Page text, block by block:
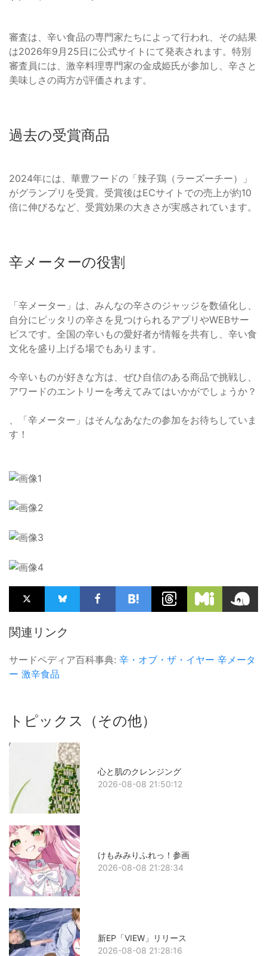
審査は、辛い食品の専門家たちによって行われ、その結果
は2026年9月25日に公式サイトにて発表されます。特別
審査員には、激辛料理専門家の金成姫氏が参加し、辛さと
美味しさの両方が評価されます。
過去の受賞商品
2024年には、華豊フードの「辣子鶏（ラーズーチー）」
がグランプリを受賞。受賞後はECサイトでの売上が約10
倍に伸びるなど、受賞効果の大きさが実感されています。
辛メーターの役割
「辛メーター」は、みんなの辛さのジャッジを数値化し、
自分にピッタリの辛さを見つけられるアプリやWEBサー
ビスです。全国の辛いもの愛好者が情報を共有し、辛い食
文化を盛り上げる場でもあります。
今辛いものが好きな方は、ぜひ自信のある商品で挑戦し、
アワードのエントリーを考えてみてはいかがでしょうか？
、「辛メーター」はそんなあなたの参加をお待ちしていま
す！
関連リンク
サードペディア百科事典: 辛・オブ・ザ・イヤー 辛メータ
ー 激辛食品
トピックス（その他）
心と肌のクレンジング
2026-08-08 21:50:12
けもみみりふれっ！参画
2026-08-08 21:28:34
新EP「VIEW」リリース
2026-08-08 21:28:16